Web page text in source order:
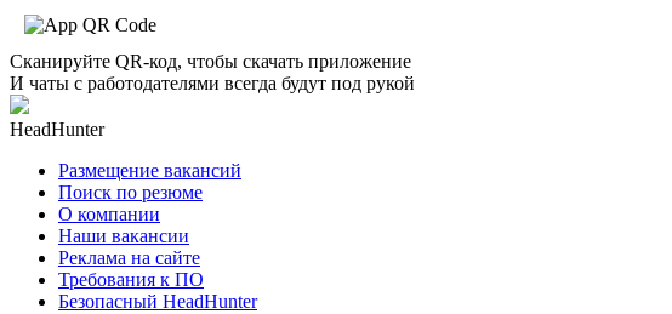
Сканируйте QR-код, чтобы скачать приложение
И чаты с работодателями всегда будут под рукой
HeadHunter
Размещение вакансий
Поиск по резюме
О компании
Наши вакансии
Реклама на сайте
Требования к ПО
Безопасный HeadHunter